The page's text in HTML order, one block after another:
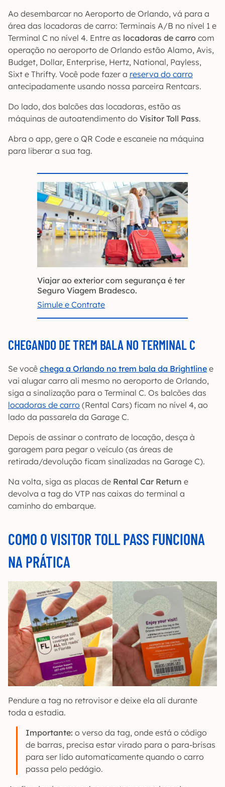
Ao desembarcar no Aeroporto de Orlando, vá para a
área das locadoras de carro: Terminais A/B no nível 1 e
Terminal C no nível 4. Entre as locadoras de carro com
operação no aeroporto de Orlando estão Alamo, Avis,
Budget, Dollar, Enterprise, Hertz, National, Payless,
Sixt e Thrifty. Você pode fazer a reserva do carro
antecipadamente usando nossa parceira Rentcars.
Do lado, dos balcões das locadoras, estão as
máquinas de autoatendimento do Visitor Toll Pass.
Abra o app, gere o QR Code e escaneie na máquina
para liberar a sua tag.
Viajar ao exterior com segurança é ter
Seguro Viagem Bradesco.
Simule e Contrate
CHEGANDO DE TREM BALA NO TERMINAL C
Se você chega a Orlando no trem bala da Brightline e
vai alugar carro ali mesmo no aeroporto de Orlando,
siga a sinalização para o Terminal C. Os balcões das
locadoras de carro (Rental Cars) ficam no nível 4, ao
lado da passarela da Garage C.
Depois de assinar o contrato de locação, desça à
garagem para pegar o veículo (as áreas de
retirada/devolução ficam sinalizadas na Garage C).
Na volta, siga as placas de Rental Car Return e
devolva a tag do VTP nas caixas do terminal a
caminho do embarque.
COMO O VISITOR TOLL PASSFUNCIONA
NA PRÁTICA
Pendure a tag no retrovisor e deixe ela alí durante
toda a estadia.
Importante: o verso da tag, onde está o código
de barras, precisa estar virado para o para-brisas
para ser lido automaticamente quando o carro
passa pelo pedágio.